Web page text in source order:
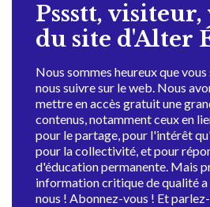
Pssstt, visiteur,
du site d'Alter
Nous sommes heureux que
nous suivre sur le web. Nous
mettre en accès gratuit une
contenus, notamment ceux en
pour le partage, pour l'intérêt
pour la collectivité, et pour
d'éducation permanente. Mais
information critique de qualité a
nous ! Abonnez-vous ! Et